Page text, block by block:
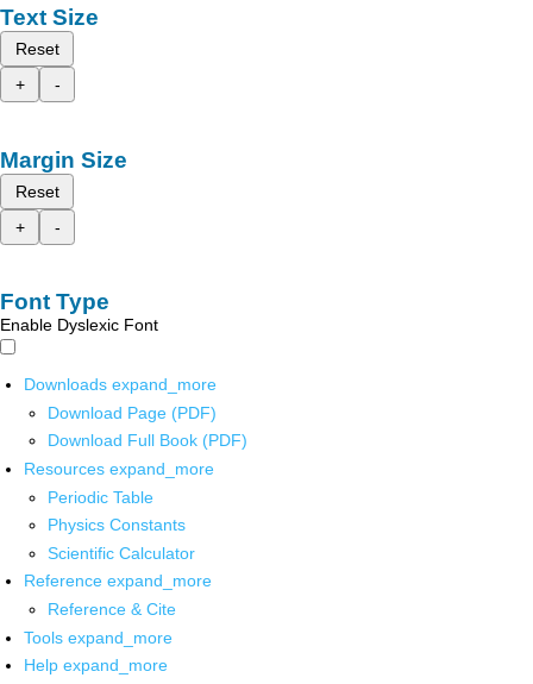
Text Size
Reset
+
-
Margin Size
Reset
+
-
Font Type
Enable Dyslexic Font
Downloads expand_more
Download Page (PDF)
Download Full Book (PDF)
Resources expand_more
Periodic Table
Physics Constants
Scientific Calculator
Reference expand_more
Reference & Cite
Tools expand_more
Help expand_more